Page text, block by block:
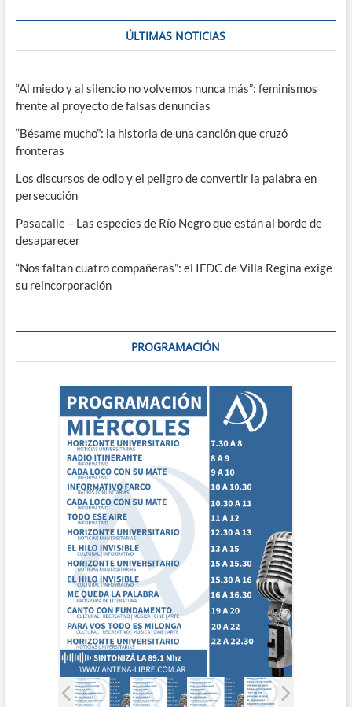
ÚLTIMAS NOTICIAS
“Al miedo y al silencio no volvemos nunca más”: feminismos
frente al proyecto de falsas denuncias
“Bésame mucho”: la historia de una canción que cruzó
fronteras
Los discursos de odio y el peligro de convertir la palabra en
persecución
Pasacalle – Las especies de Río Negro que están al borde de
desaparecer
“Nos faltan cuatro compañeras”: el IFDC de Villa Regina exige
su reincorporación
PROGRAMACIÓN